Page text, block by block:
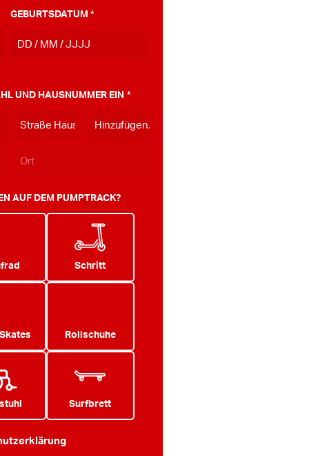
GEBURTSDATUM *
MM
UND HAUSNUMMER EIN *
AUF DEM PUMPTRACK?
Schritt
Rollschuhe
Surfbrett